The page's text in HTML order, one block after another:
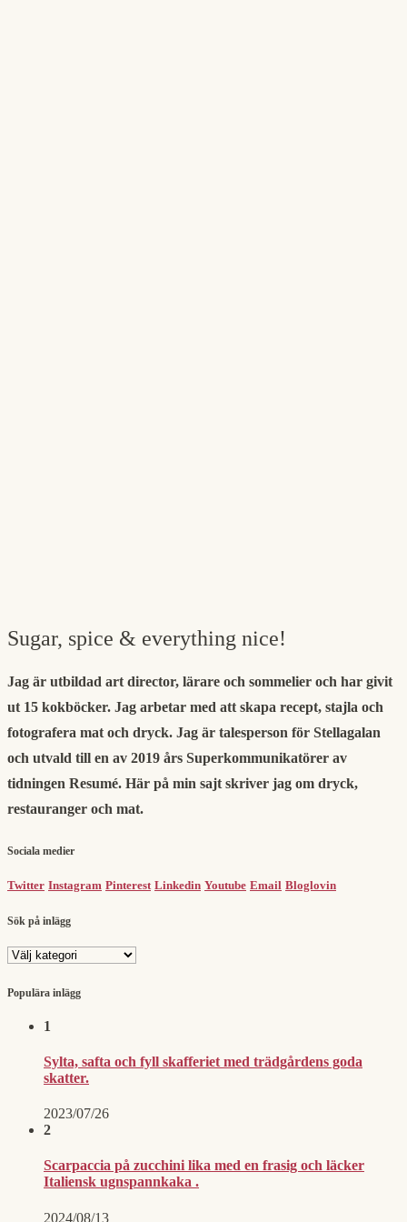
Sugar, spice & everything nice!
Jag är utbildad art director, lärare och sommelier och har givit
ut 15 kokböcker. Jag arbetar med att skapa recept, stajla och
fotografera mat och dryck. Jag är talesperson för Stellagalan
och utvald till en av 2019 års Superkommunikatörer av
tidningen Resumé. Här på min sajt skriver jag om dryck,
restauranger och mat.
Sociala medier
Twitter Instagram Pinterest Linkedin Youtube Email Bloglovin
Sök på inlägg
Sök
inlägg
Populära inlägg
1
Sylta, safta och fyll skafferiet med trädgårdens goda
skatter.
2023/07/26
2
Scarpaccia på zucchini lika med en frasig och läcker
Italiensk ugnspannkaka .
2024/08/13